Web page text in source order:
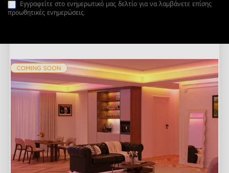
Εγγραφείτε στο ενημερωτικό μας δελτίο για να λαμβάνετε επίσης
προωθητικές ενημερώσεις.
1/1